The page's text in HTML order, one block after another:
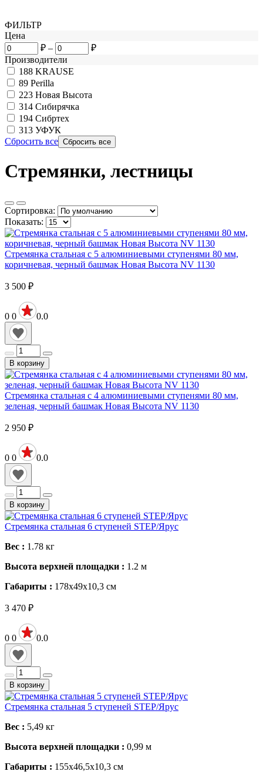
ФИЛЬТР
Цена
₽ –
₽
Производители
188 KRAUSE
89 Perilla
223 Новая Высота
314 Сибирячка
194 Сибртех
313 УФУК
Сбросить все
Стремянки, лестницы
Сортировка:
Показать:
Стремянка стальная с 5 алюминиевыми ступенями 80 мм,
коричневая, черный башмак Новая Высота NV 1130
3 500 ₽
0 0 0.0
В корзину
Стремянка стальная с 4 алюминиевыми ступенями 80 мм,
зеленая, черный башмак Новая Высота NV 1130
2 950 ₽
0 0 0.0
В корзину
Стремянка стальная 6 ступеней STEP/Ярус
Вес : 1.78 кг
Высота верхней площадки : 1.2 м
Габариты : 178x49х10,3 см
3 470 ₽
0 0 0.0
В корзину
Стремянка стальная 5 ступеней STEP/Ярус
Вес : 5,49 кг
Высота верхней площадки : 0,99 м
Габариты : 155х46,5x10,3 см